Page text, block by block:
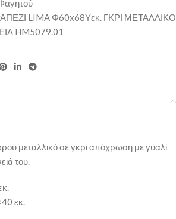
LIMA Φ60x68Υεκ. ΓΚΡΙ ΜΕΤΑΛΛΙΚΟ
HM5079.01
μεταλλικό σε γκρι απόχρωση με γυαλί
του.
εκ.